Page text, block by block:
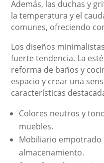
Además, las duchas y
la temperatura y el
comunes, ofreciendo
Los diseños
fuerte tendencia. La
reforma de baños y
espacio y crear una
características
Colores neutros y
muebles.
Mobiliario empotrado
almacenamiento.